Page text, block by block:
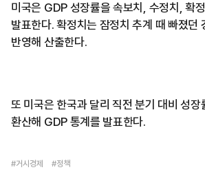
미국은 GDP 성장률을 속보치, 수정치, 확
발표한다. 확정치는 잠정치 추계 때 빠졌던
반영해 산출한다.
또 미국은 한국과 달리 직전 분기 대비 성장
환산해 GDP 통계를 발표한다.
#거시경제 #정책